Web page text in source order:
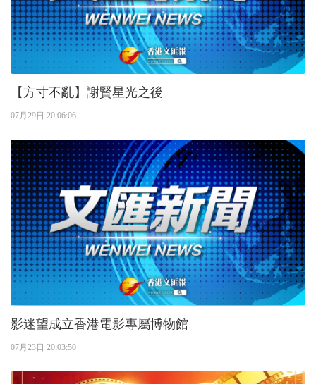
【方寸不亂】謝賢星光之後
07月29日 20:06:06
影迷望成立香港電影專屬博物館
07月23日 20:03:50